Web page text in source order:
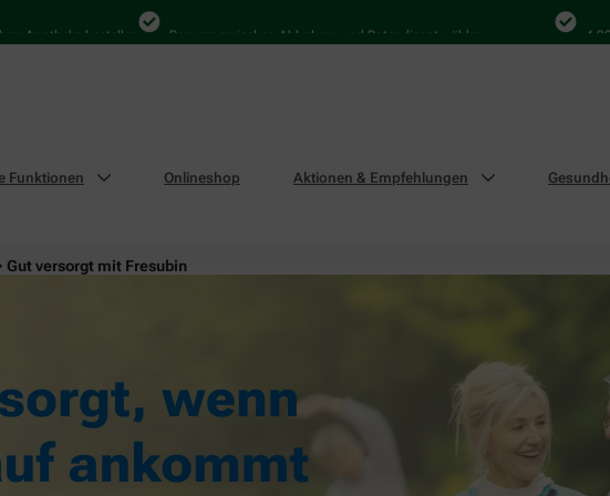
bestellen Bequem zwischen Abholung und Botendienst wählen 4.000 Mal
Funktionen Onlineshop Aktionen & Empfehlungen
Gut versorgt mit Fresubin